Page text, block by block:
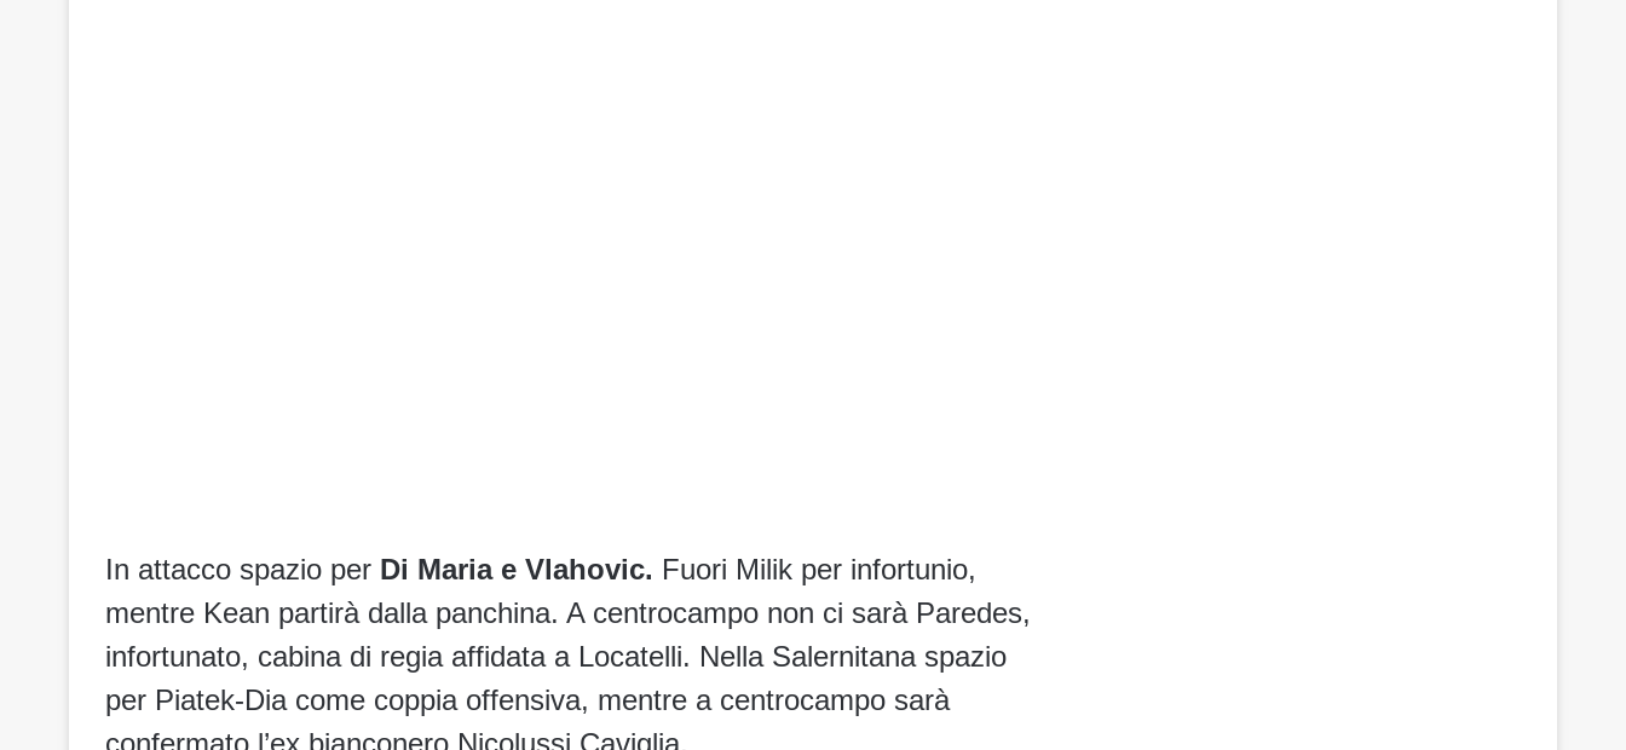
In attacco spazio per Di Maria e Vlahovic. Fuori Milik per infortunio,
mentre Kean partirà dalla panchina. A centrocampo non ci sarà Paredes,
infortunato, cabina di regia affidata a Locatelli. Nella Salernitana spazio
per Piatek-Dia come coppia offensiva, mentre a centrocampo sarà